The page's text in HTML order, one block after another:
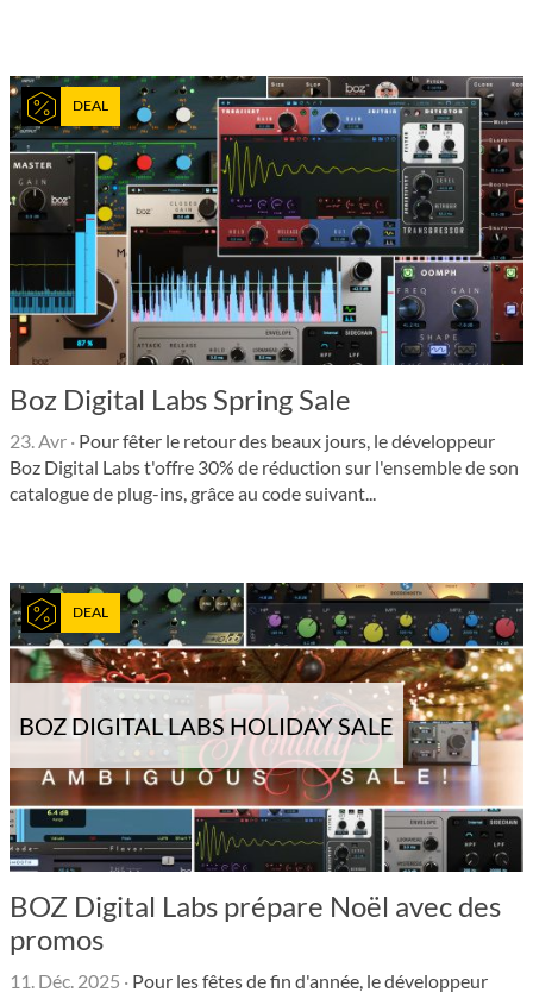
DEAL
Boz Digital Labs Spring Sale
23. Avr · Pour fêter le retour des beaux jours, le développeur
Boz Digital Labs t'offre 30% de réduction sur l'ensemble de son
catalogue de plug-ins, grâce au code suivant...
BOZ DIGITAL LABS HOLIDAY SALE
DEAL
BOZ Digital Labs prépare Noël avec des
promos
11. Déc. 2025 · Pour les fêtes de fin d'année, le développeur